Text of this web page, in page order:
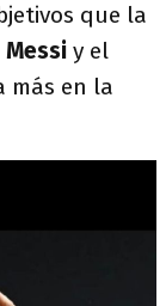
que la
Messi y el
más en la